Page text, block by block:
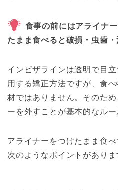
食事の前にはアライナ
たまま食べると破損・虫歯・
インビザラインは透明で目
用する矯正方法ですが、食
材ではありません。そのた
ーを外すことが基本的なルー
アライナーをつけたまま食べ
次のようなポイントがありま